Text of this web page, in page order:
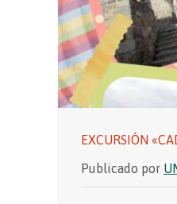
EXCURSIÓN
Publicado por